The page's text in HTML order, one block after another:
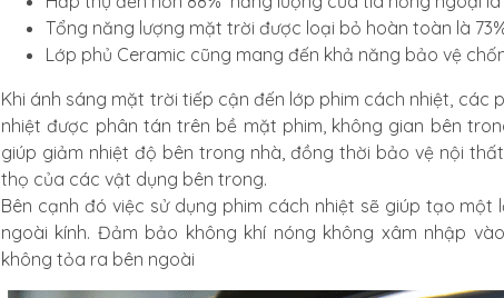
Tổng năng lượng mặt trời được loại bỏ hoàn toàn là
Lớp phủ Ceramic cũng mang đến khả năng bảo vệ
Khi ánh sáng mặt trời tiếp cận đến lớp phim cách nhiệt, các
nhiệt được phân tán trên bề mặt phim, không gian bên
giúp giảm nhiệt độ bên trong nhà, đồng thời bảo vệ nội
thọ của các vật dụng bên trong.
Bên cạnh đó việc sử dụng phim cách nhiệt sẽ giúp tạo
ngoài kính. Đảm bảo không khí nóng không xâm nhập
không tỏa ra bên ngoài